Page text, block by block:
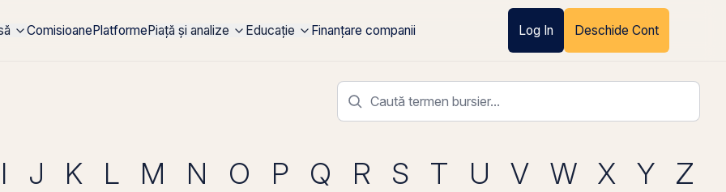
ComisioanePlatformePiață și analize Educație Finanțare companii Log In Deschide Cont
I J K L M N O P Q R S T U V W X Y Z